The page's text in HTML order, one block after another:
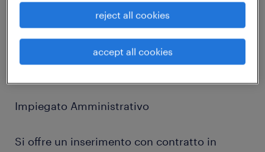
Randstad Italia Spa, filiale di Forlì, ricerca per
metalmeccanico del territorio un:
Impiegato Amministrativo
Si offre un inserimento con contratto in
reject all cookies
accept all cookies